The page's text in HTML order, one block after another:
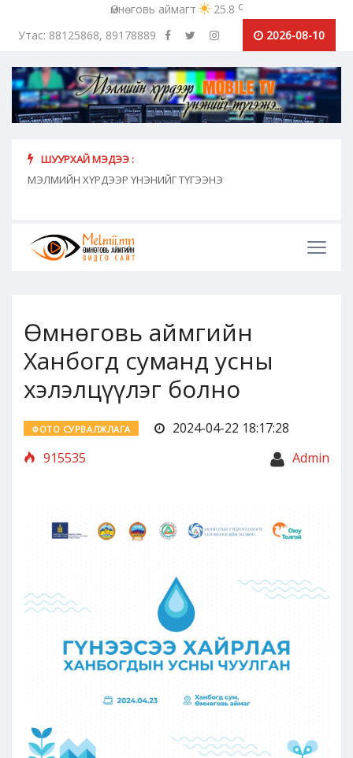
Өмнөговь аймагт 25.8 c
Утас: 88125868, 89178889
2026-08-10
ШУУРХАЙ МЭДЭЭ :
МЭЛМИЙН ХҮРДЭЭР ҮНЭНИЙГ ТҮГЭЭНЭ
Өмнөговь аймгийн
Ханбогд суманд усны
хэлэлцүүлэг болно
ФОТО СУРВАЛЖЛАГА
2024-04-22 18:17:28
915535
Admin